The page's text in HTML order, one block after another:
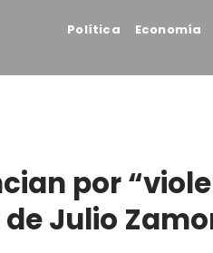
Política Economía
por
Julio